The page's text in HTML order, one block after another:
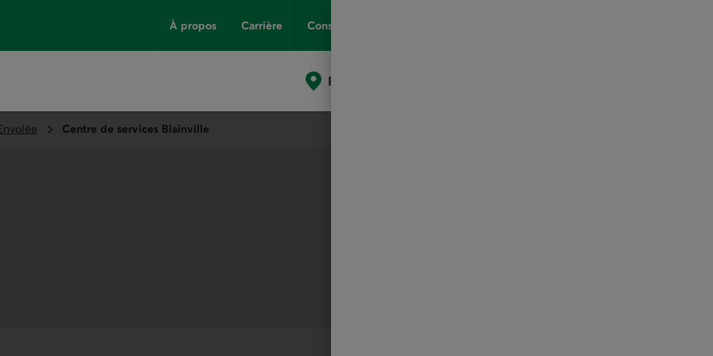
À propos Carrière Conseils
Points de service
Centre de services Blainville